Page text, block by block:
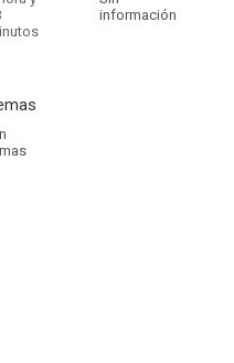
información